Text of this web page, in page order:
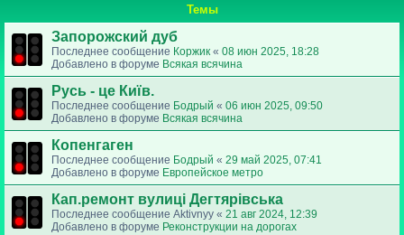
Темы
Запорожский дуб
Последнее сообщение Коржик « 08 июн 2025, 18:28
Добавлено в форуме Всякая всячина
Русь - це Київ.
Последнее сообщение Бодрый « 06 июн 2025, 09:50
Добавлено в форуме Всякая всячина
Копенгаген
Последнее сообщение Бодрый « 29 май 2025, 07:41
Добавлено в форуме Европейское метро
Кап.ремонт вулиці Дегтярівська
Последнее сообщение Aktivnyy « 21 авг 2024, 12:39
Добавлено в форуме Реконструкции на дорогах